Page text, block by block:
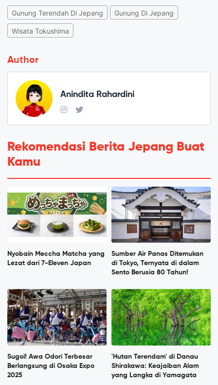
Gunung Terendah Di Jepang Gunung Di Jepang
Wisata Tokushima
Author
Anindita Rahardini
Rekomendasi Berita Jepang Buat
Kamu
Nyobain Meccha Matcha yang
Lezat dari 7-Eleven Japan
Sumber Air Panas Ditemukan
di Tokyo, Ternyata di dalam
Sento Berusia 80 Tahun!
Sugoi! Awa Odori Terbesar
Berlangsung di Osaka Expo
2025
'Hutan Terendam' di Danau
Shirakawa: Keajaiban Alam
yang Langka di Yamagata